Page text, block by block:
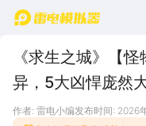
首页
《求生之城》【
异，5大凶悍庞然
作者: 雷电小编发布时间: 2026